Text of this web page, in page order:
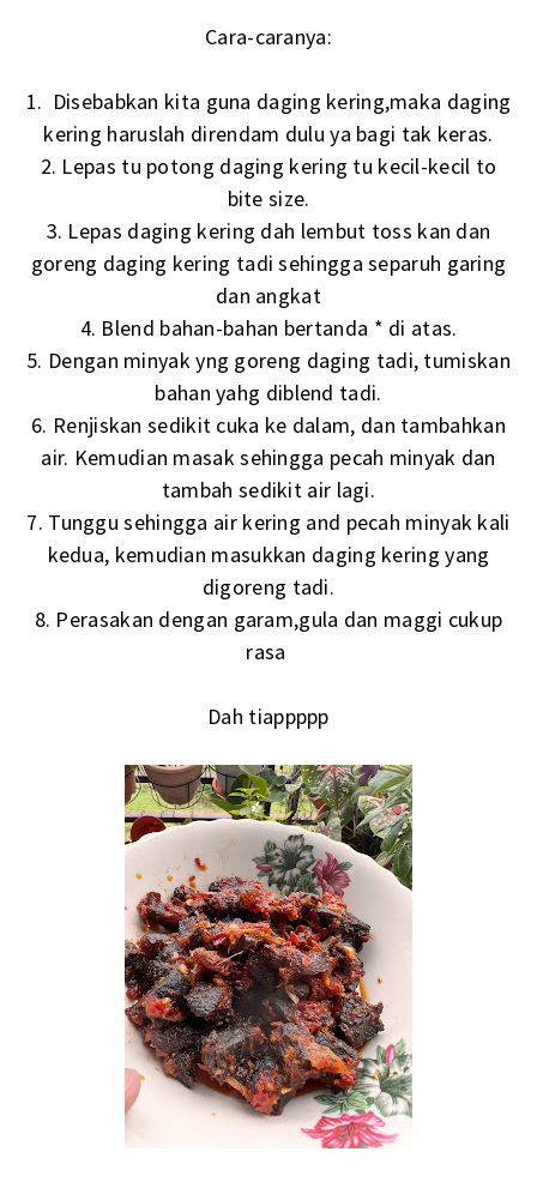
Cara-caranya:
1. Disebabkan kita guna daging kering,maka daging
kering haruslah direndam dulu ya bagi tak keras.
2. Lepas tu potong daging kering tu kecil-kecil to
bite size.
3. Lepas daging kering dah lembut toss kan dan
goreng daging kering tadi sehingga separuh garing
dan angkat
4. Blend bahan-bahan bertanda * di atas.
5. Dengan minyak yng goreng daging tadi, tumiskan
bahan yahg diblend tadi.
6. Renjiskan sedikit cuka ke dalam, dan tambahkan
air. Kemudian masak sehingga pecah minyak dan
tambah sedikit air lagi.
7. Tunggu sehingga air kering and pecah minyak kali
kedua, kemudian masukkan daging kering yang
digoreng tadi.
8. Perasakan dengan garam,gula dan maggi cukup
rasa
Dah tiappppp